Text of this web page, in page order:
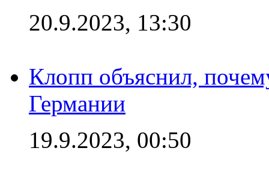
20.9.2023, 13:30
Клопп объяснил,
Германии
19.9.2023, 00:50